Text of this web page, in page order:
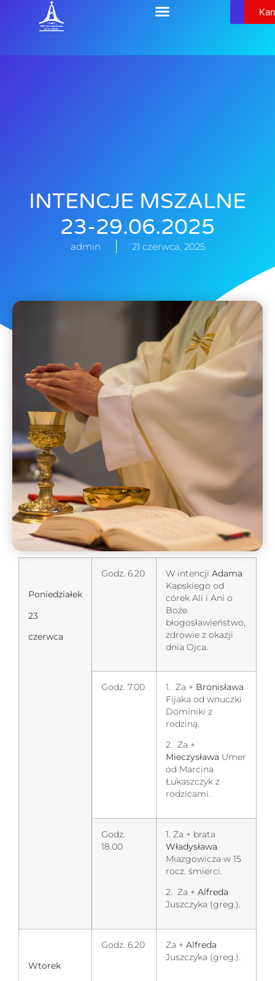
INTENCJE MSZALNE
23-29.06.2025
admin 21 czerwca, 2025
Poniedziałek
23
czerwca
Godz. 6.20 W intencji Adama
Kapskiego od
córek Ali i Ani o
Boże
błogosławieństwo,
zdrowie z okazji
dnia Ojca.
Godz. 7.00 1. Za + Bronisława
Fijaka od wnuczki
Dominiki z
rodziną.
2. Za +
Mieczysława Umer
od Marcina
Łukaszczyk z
rodzicami.
Godz.
18.00
1. Za + brata
Władysława
Miazgowicza w 15
rocz. śmierci.
2. Za + Alfreda
Juszczyka (greg.).
Wtorek
Godz. 6.20 Za + Alfreda
Juszczyka (greg.).